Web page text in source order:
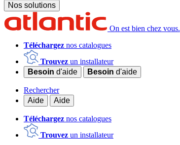
Nos solutions
On est bien chez vous.
Téléchargez nos catalogues
Trouvez un installateur
Besoin d'aide Besoin d'aide
Rechercher
Aide
Aide
Téléchargez nos catalogues
Trouvez un installateur